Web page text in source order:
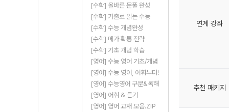
[수학] 올바른 문풀 완성
[수학] 기출로 읽는 수능
[수학] 수능 개념완성
[수학] 메가 확통 전략
[수학] 기초 개념 학습
[영어] 수능 영어 기초/개념
[영어] 수능 영어, 어휘부터!
[영어] 수능영어 구문&독해
[영어] 어휘 & 듣기
[영어] 영어 교재 모음.ZIP
연계 강좌
추천 패키지